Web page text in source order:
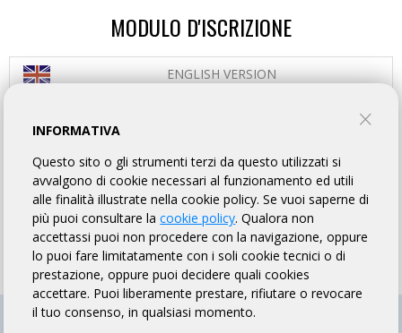
MODULO D'ISCRIZIONE
ENGLISH VERSION
MODALITÀ DI PAGAMENTO
NAZIONALITÀ
ITALIANA
FOREIGN
NATIONALITY
INFORMATIVA
Questo sito o gli strumenti terzi da questo utilizzati si
avvalgono di cookie necessari al funzionamento ed utili
alle finalità illustrate nella cookie policy. Se vuoi saperne di
più puoi consultare lacookie policy. Qualora non
accettassi puoi non procedere con la navigazione, oppure
lo puoi fare limitatamente con i soli cookie tecnici o di
prestazione, oppure puoi decidere quali cookies
accettare. Puoi liberamente prestare, rifiutare o revocare
il tuo consenso, in qualsiasi momento.